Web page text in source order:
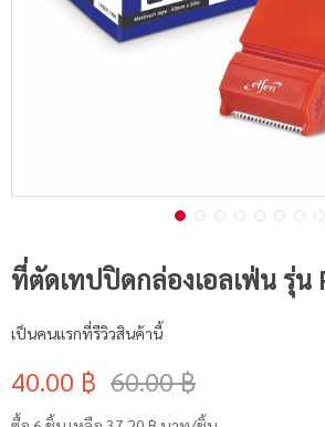
ที่ตัดเทปปิดกล่องเอลเฟ่น รุ่น
เป็นคนแรกที่รีวิวสินค้านี้
40.00 ฿ 60.00 ฿